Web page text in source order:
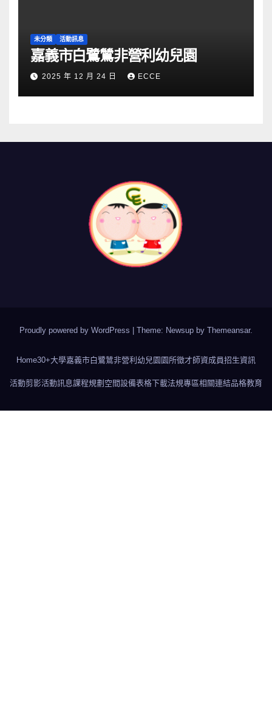
未分類 活動訊息
嘉義市白鷺鷥非營利幼兒園
2025 年 12 月 24 日 ECCE
Proudly powered by WordPress Theme: Newsup by Themeansar.
Home30+大學嘉義市白鷺鷥非營利幼兒園園所徵才師資成員招生資訊
活動剪影活動訊息課程規劃 空間設備表格下載法規專區相關連結品格教育